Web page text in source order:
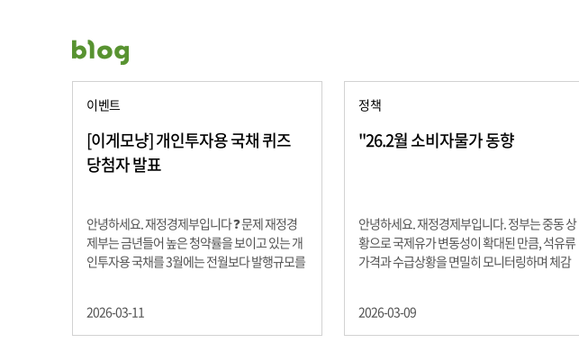
이벤트
[이게모냥] 개인투자용 국채 퀴즈
당첨자 발표
안녕하세요. 재정경제부입니다 ❓ 문제 재정경
제부는 금년들어 높은 청약률을 보이고 있는 개
인투자용 국채를 3월에는 전월보다 발행규모를
년물 900억원, 20년물 300억원입니다. 그렇다
면 3월 개인투자용 국채의 총 발행 예정 금액은
2026-03-11
정책
"26.2월 소비자물가 동향
안녕하세요. 재정경제부입니다. 정부는 중동 상
황으로 국제유가 변동성이 확대된 만큼, 석유류
가격과 수급상황을 면밀히 모니터링하며 체감
고 추세적 흐름을 보여주는 근원물가는 2.3% 상
승 향후 지정학적 요인, 기상여건 등 불확실성이
2026-03-09